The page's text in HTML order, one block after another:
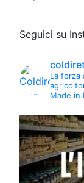
Seguici su
La forza
Made in